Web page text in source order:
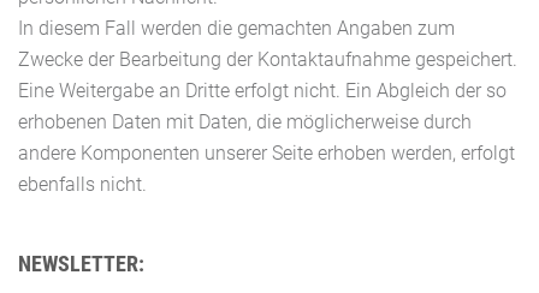
In diesem Fall werden die gemachten Angaben zum
Zwecke der Bearbeitung der Kontaktaufnahme gespeichert.
Eine Weitergabe an Dritte erfolgt nicht. Ein Abgleich der so
erhobenen Daten mit Daten, die möglicherweise durch
andere Komponenten unserer Seite erhoben werden, erfolgt
ebenfalls nicht.
NEWSLETTER: